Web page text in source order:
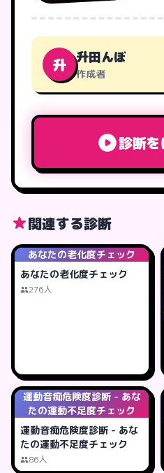
升 升田んぼ
作成者
診断
関連する診断
あなたの老化度チェック
あなたの老化度チェック
276人
運動音痴危険度診断 - あな
たの運動不足度チェック
運動音痴危険度診断 - あな
たの運動不足度チェック
86人